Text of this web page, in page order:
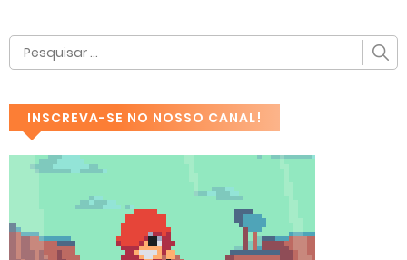
INSCREVA-SE NO NOSSO CANAL!